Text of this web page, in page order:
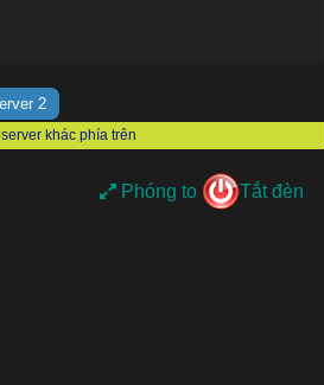
2
Phóng to Tắt đèn